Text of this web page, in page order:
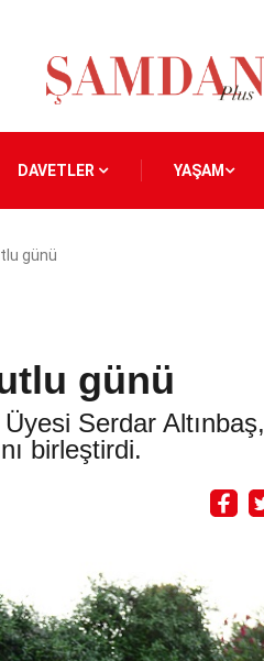
DAVETLER YAŞAM
günü
günü
Serdar Altınbaş,
birleştirdi.